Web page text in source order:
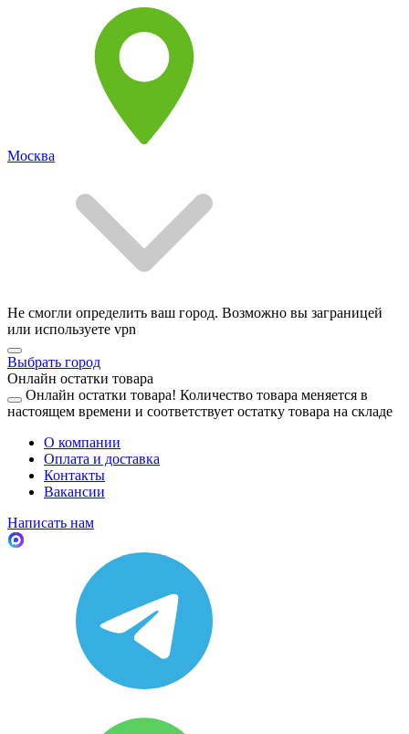
Москва
Не смогли определить ваш город. Возможно вы заграницей
или используете vpn
Выбрать город
Онлайн остатки товара
Онлайн остатки товара! Количество товара меняется в
настоящем времени и соответствует остатку товара на складе
О компании
Оплата и доставка
Контакты
Вакансии
Написать нам